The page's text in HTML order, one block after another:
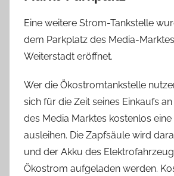
Eine weitere Strom-Tankstelle
dem Parkplatz des Media-
Weiterstadt eröffnet.
Wer die Ökostromtankstelle
sich für die Zeit seines Einkaufs
des Media Marktes kostenlos
ausleihen. Die Zapfsäule wird
und der Akku des
Ökostrom aufgeladen werden.